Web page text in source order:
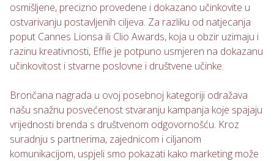
osmišljene, precizno provedene i dokazano učinkovite u
ostvarivanju postavljenih ciljeva. Za razliku od natjecanja
poput Cannes Lionsa ili Clio Awards, koja u obzir uzimaju i
razinu kreativnosti, Effie je potpuno usmjeren na dokazanu
učinkovitost i stvarne poslovne i društvene učinke.
Brončana nagrada u ovoj posebnoj kategoriji odražava
našu snažnu posvećenost stvaranju kampanja koje spajaju
vrijednosti brenda s društvenom odgovornošću. Kroz
suradnju s partnerima, zajednicom i ciljanom
komunikacijom, uspjeli smo pokazati kako marketing može